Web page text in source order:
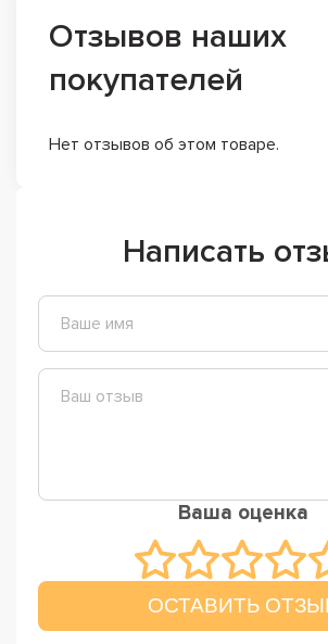
Отзывов наших
покупателей
Нет отзывов об этом товаре.
Написать
Ваша оценка
ОСТАВИТЬ